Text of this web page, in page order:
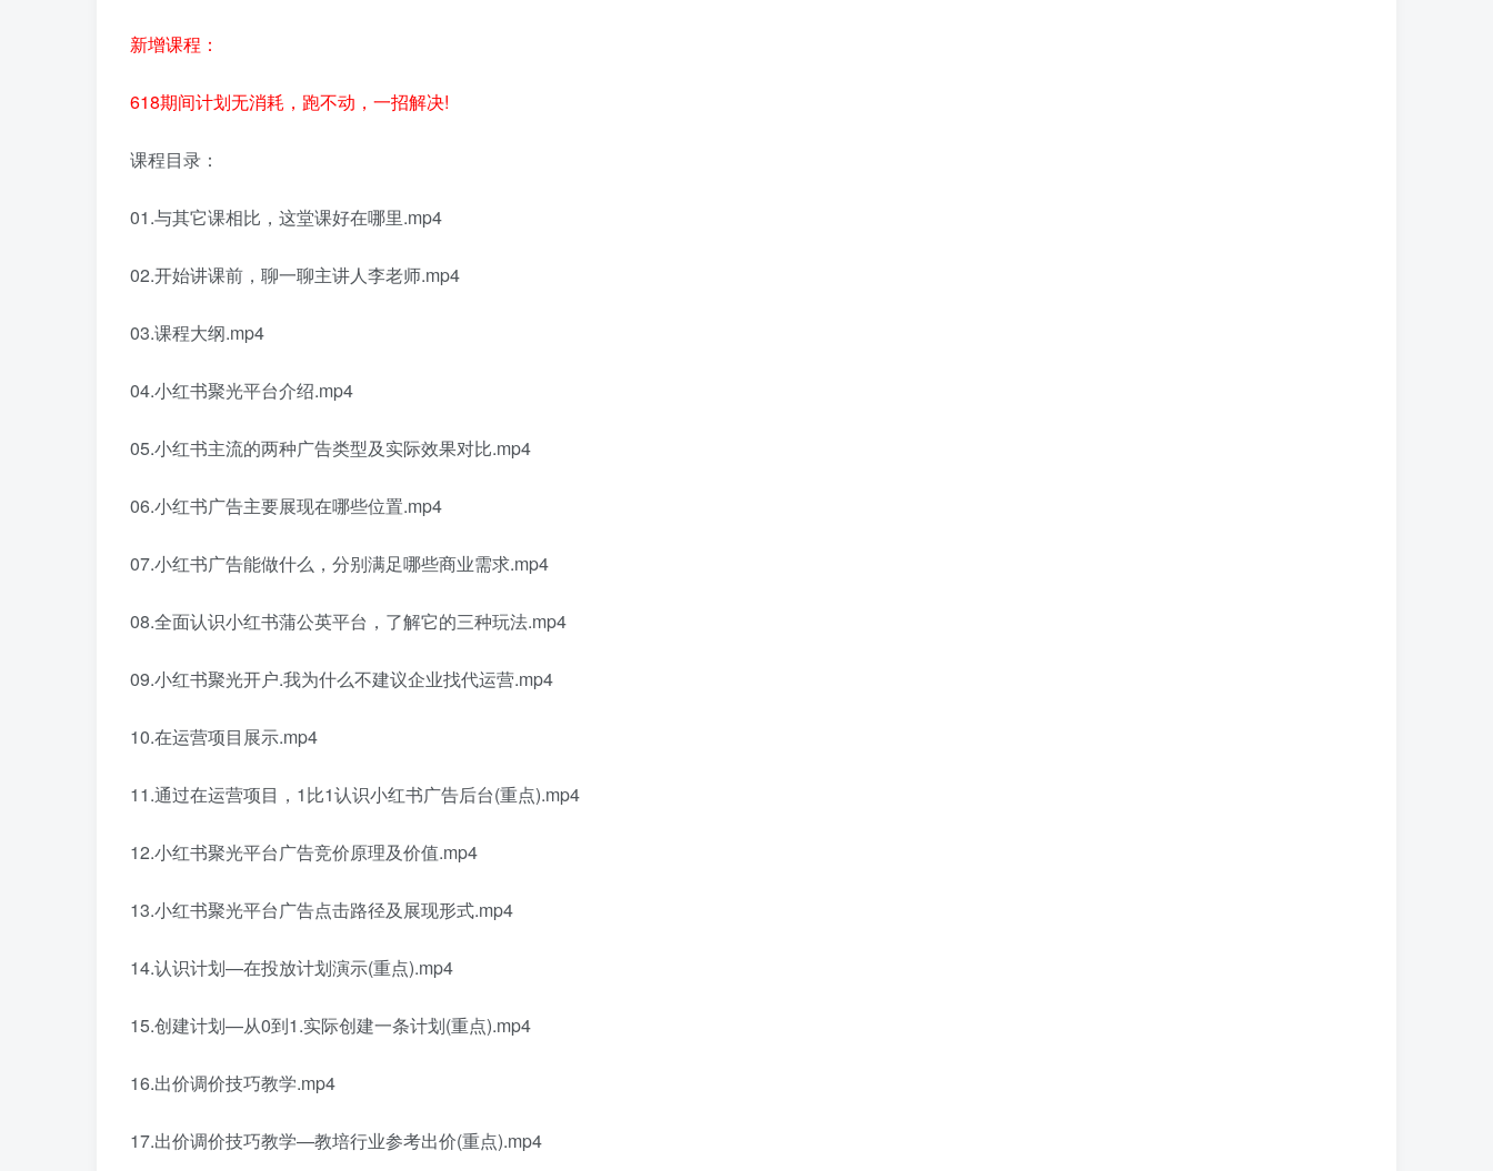
新增课程：
618期间计划无消耗，跑不动，一招解决!
课程目录：
01.与其它课相比，这堂课好在哪里.mp4
02.开始讲课前，聊一聊主讲人李老师.mp4
03.课程大纲.mp4
04.小红书聚光平台介绍.mp4
05.小红书主流的两种广告类型及实际效果对比.mp4
06.小红书广告主要展现在哪些位置.mp4
07.小红书广告能做什么，分别满足哪些商业需求.mp4
08.全面认识小红书蒲公英平台，了解它的三种玩法.mp4
09.小红书聚光开户.我为什么不建议企业找代运营.mp4
10.在运营项目展示.mp4
11.通过在运营项目，1比1认识小红书广告后台(重点).mp4
12.小红书聚光平台广告竞价原理及价值.mp4
13.小红书聚光平台广告点击路径及展现形式.mp4
14.认识计划—在投放计划演示(重点).mp4
15.创建计划—从0到1.实际创建一条计划(重点).mp4
16.出价调价技巧教学.mp4
17.出价调价技巧教学—教培行业参考出价(重点).mp4